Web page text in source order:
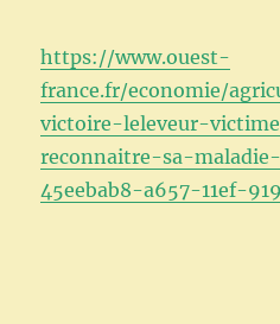
https://www.ouest-
france.fr/economie/
victoire-leleveur-
reconnaitre-sa-
45eebab8-a657-11ef-